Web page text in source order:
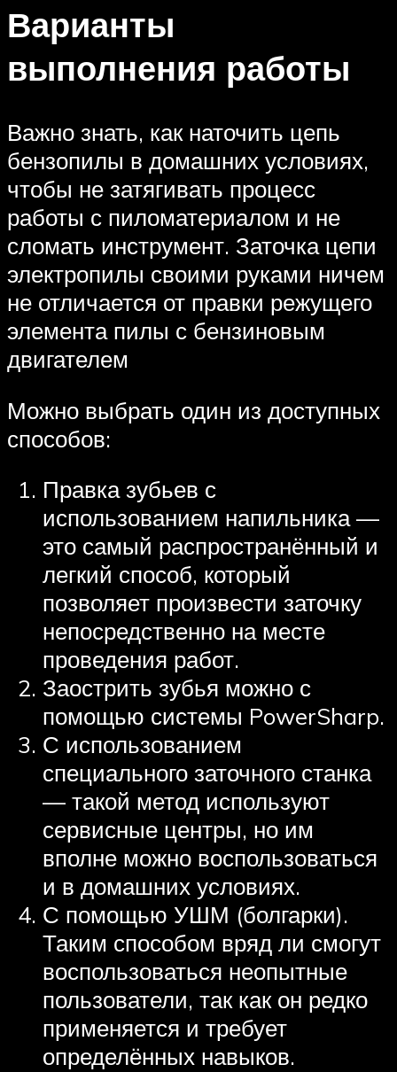
Варианты
выполнения работы
Важно знать, как наточить цепь
бензопилы в домашних условиях,
чтобы не затягивать процесс
работы с пиломатериалом и не
сломать инструмент. Заточка цепи
электропилы своими руками ничем
не отличается от правки режущего
элемента пилы с бензиновым
двигателем
Можно выбрать один из доступных
способов:
Правка зубьев с
использованием напильника —
это самый распространённый и
легкий способ, который
позволяет произвести заточку
непосредственно на месте
проведения работ.
Заострить зубья можно с
помощью системы PowerSharp.
С использованием
специального заточного станка
— такой метод используют
сервисные центры, но им
вполне можно воспользоваться
и в домашних условиях.
С помощью УШМ (болгарки).
Таким способом вряд ли смогут
воспользоваться неопытные
пользователи, так как он редко
применяется и требует
определённых навыков.